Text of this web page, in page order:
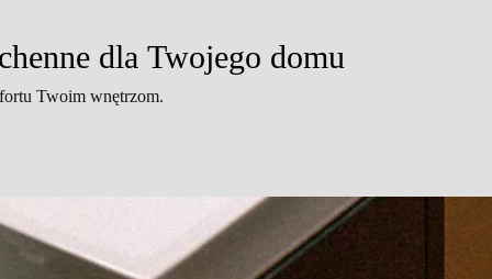
dla Twojego domu
Twoim wnętrzom.